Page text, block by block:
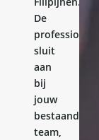
De
professional
sluit
aan
bij
jouw
bestaande
team,